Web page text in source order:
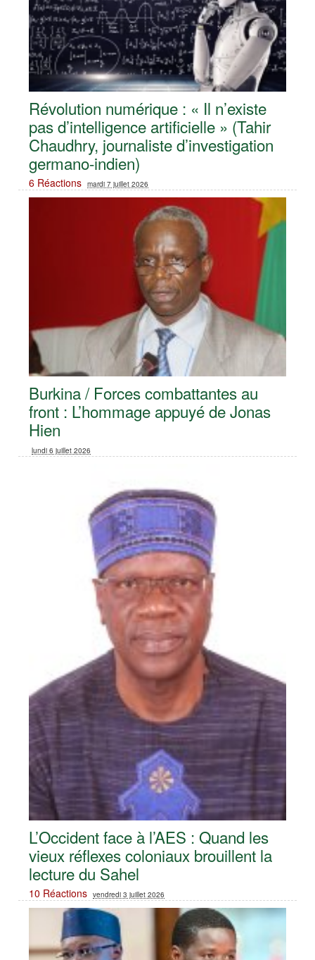
Révolution numérique : « Il n’existe
pas d’intelligence artificielle » (Tahir
Chaudhry, journaliste d’investigation
germano-indien)
6 Réactions mardi 7 juillet 2026
Burkina / Forces combattantes au
front : L’hommage appuyé de Jonas
Hien
lundi 6 juillet 2026
L’Occident face à l’AES : Quand les
vieux réflexes coloniaux brouillent la
lecture du Sahel
10 Réactions vendredi 3 juillet 2026